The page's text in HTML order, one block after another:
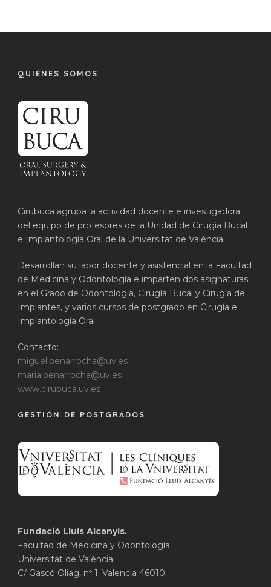
QUIÉNES SOMOS
Cirubuca agrupa la actividad docente e investigadora
del equipo de profesores de la Unidad de Cirugía Bucal
e Implantología Oral de la Universitat de València.
Desarrollan su labor docente y asistencial en la Facultad
de Medicina y Odontología e imparten dos asignaturas
en el Grado de Odontología, Cirugía Bucal y Cirugía de
Implantes, y varios cursos de postgrado en Cirugía e
Implantología Oral.
Contacto:
miguel.penarrocha@uv.es
maria.penarrocha@uv.es
www.cirubuca.uv.es
GESTIÓN DE POSTGRADOS
Fundació Lluís Alcanyís.
Facultad de Medicina y Odontología.
Universitat de València.
C/ Gascó Oliag, nº 1. Valencia 46010.